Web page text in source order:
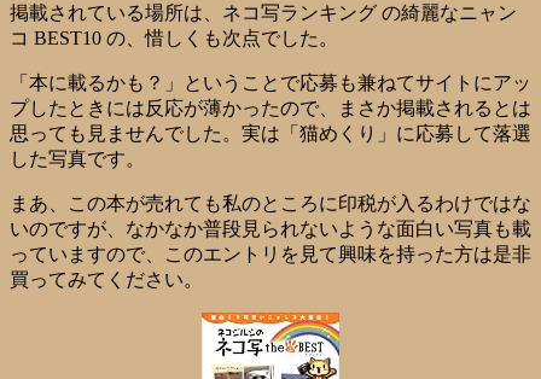
掲載されている場所は、ネコ写ランキング の綺麗なニャン
コ BEST10 の、惜しくも次点でした。
「本に載るかも？」ということで応募も兼ねてサイトにアッ
プしたときには反応が薄かったので、まさか掲載されるとは
思っても見ませんでした。実は「猫めくり」に応募して落選
した写真です。
まあ、この本が売れても私のところに印税が入るわけではな
いのですが、なかなか普段見られないような面白い写真も載
っていますので、このエントリを見て興味を持った方は是非
買ってみてください。